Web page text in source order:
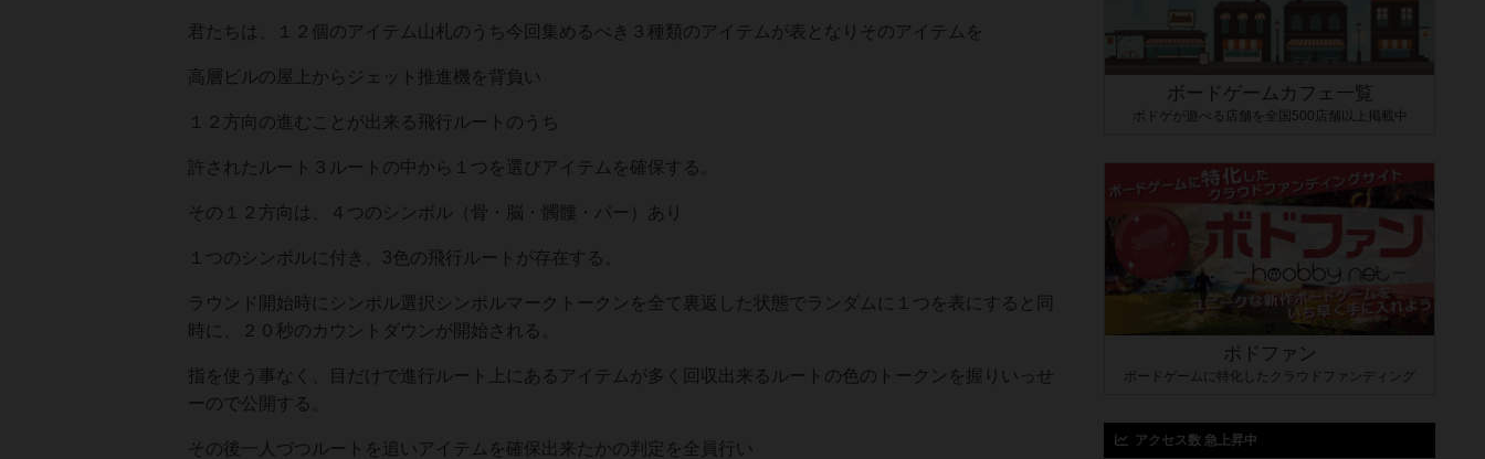
君たちは、１２個のアイテム山札のうち今回集めるべき３種類のアイテムが表となりそのアイテムを
高層ビルの屋上からジェット推進機を背負い
１２方向の進むことが出来る飛行ルートのうち
許されたルート３ルートの中から１つを選びアイテムを確保する。
その１２方向は、４つのシンボル（骨・脳・髑髏・パー）あり
１つのシンボルに付き、3色の飛行ルートが存在する。
ラウンド開始時にシンボル選択シンボルマークトークンを全て裏返した状態でランダムに１つを表にすると同
時に、２０秒のカウントダウンが開始される。
指を使う事なく、目だけで進行ルート上にあるアイテムが多く回収出来るルートの色のトークンを握りいっせ
ーので公開する。
その後一人づつルートを追いアイテムを確保出来たかの判定を全員行い
ボードゲームカフェ一覧
ボドゲが遊べる店舗を全国500店舗以上掲載中
ボドファン
ボードゲームに特化したクラウドファンディング
アクセス数 急上昇中